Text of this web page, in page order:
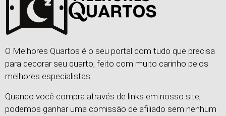
O Melhores Quartos é o seu portal com tudo que precisa
para decorar seu quarto, feito com muito carinho pelos
melhores especialistas.
Quando você compra através de links em nosso site,
podemos ganhar uma comissão de afiliado sem nenhum